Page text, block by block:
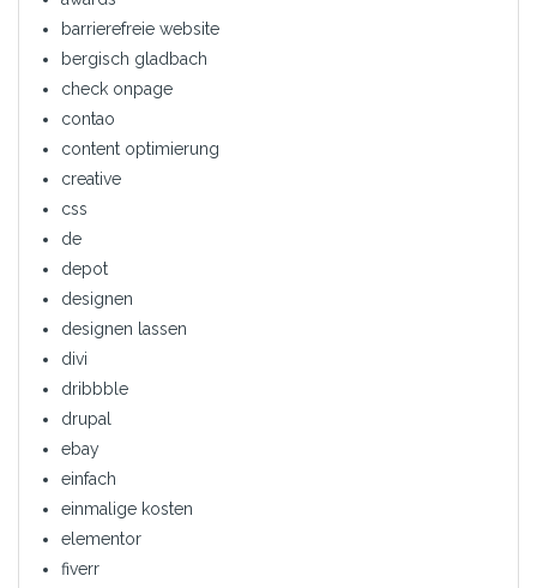
barrierefreie website
bergisch gladbach
check onpage
contao
content optimierung
creative
css
de
depot
designen
designen lassen
divi
dribbble
drupal
ebay
einfach
einmalige kosten
elementor
fiverr